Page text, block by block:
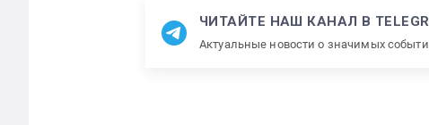
ЧИТАЙТЕ НАШ КАНАЛ В
Актуальные новости о значимых